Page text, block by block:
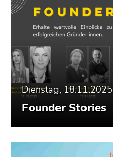
Dienstag, 18.11.2025
Founder Stories